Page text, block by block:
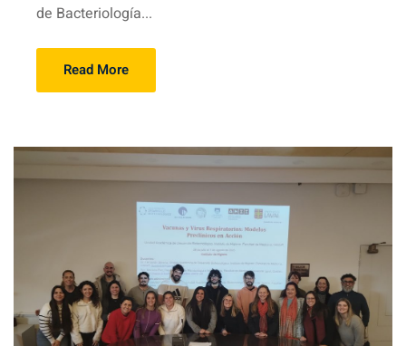
de Bacteriología...
Read More